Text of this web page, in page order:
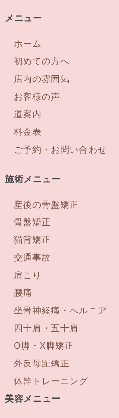
メニュー
ホーム
初めての方へ
店内の雰囲気
お客様の声
道案内
料金表
ご予約・お問い合わせ
施術メニュー
産後の骨盤矯正
骨盤矯正
猫背矯正
交通事故
肩こり
腰痛
坐骨神経痛・ヘルニア
四十肩・五十肩
O脚・X脚矯正
外反母趾矯正
体幹トレーニング
美容メニュー